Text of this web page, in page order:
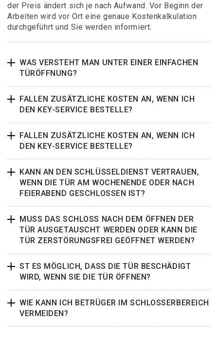
der Preis ändert sich je nach Aufwand. Vor Beginn der
Arbeiten wird vor Ort eine genaue Kostenkalkulation
durchgeführt und Sie werden informiert.
WAS VERSTEHT MAN UNTER EINER EINFACHEN
TÜRÖFFNUNG?
FALLEN ZUSÄTZLICHE KOSTEN AN, WENN ICH
DEN KEY-SERVICE BESTELLE?
FALLEN ZUSÄTZLICHE KOSTEN AN, WENN ICH
DEN KEY-SERVICE BESTELLE?
KANN AN DEN SCHLÜSSELDIENST VERTRAUEN,
WENN DIE TÜR AM WOCHENENDE ODER NACH
FEIERABEND GESCHLOSSEN IST?
MUSS DAS SCHLOSS NACH DEM ÖFFNEN DER
TÜR AUSGETAUSCHT WERDEN ODER KANN DIE
TÜR ZERSTÖRUNGSFREI GEÖFFNET WERDEN?
ST ES MÖGLICH, DASS DIE TÜR BESCHÄDIGT
WIRD, WENN SIE DIE TÜR ÖFFNEN?
WIE KANN ICH BETRÜGER IM SCHLOSSERBEREICH
VERMEIDEN?